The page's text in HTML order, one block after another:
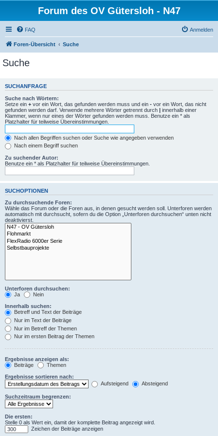
Forum des OV Gütersloh - N47
FAQ Anmelden
Foren-Übersicht Suche
Suche
SUCHANFRAGE
Suche nach Wörtern:
Setze ein + vor ein Wort, das gefunden werden muss und ein - vor ein Wort, das nicht
gefunden werden darf. Verwende mehrere Wörter getrennt durch | innerhalb einer
Klammer, wenn nur eines der Wörter gefunden werden muss. Benutze ein * als
Platzhalter für teilweise Übereinstimmungen.
Nach allen Begriffen suchen oder Suche wie angegeben verwenden
Nach einem Begriff suchen
Zu suchender Autor:
Benutze ein * als Platzhalter für teilweise Übereinstimmungen.
SUCHOPTIONEN
Zu durchsuchende Foren:
Wähle das Forum oder die Foren aus, in denen gesucht werden soll. Unterforen werden
automatisch mit durchsucht, sofern du die Option „Unterforen durchsuchen“ unten nicht
deaktivierst.
Unterforen durchsuchen:
Ja
Nein
Innerhalb suchen:
Betreff und Text der Beiträge
Nur im Text der Beiträge
Nur im Betreff der Themen
Nur im ersten Beitrag der Themen
Ergebnisse anzeigen als:
Beiträge
Themen
Ergebnisse sortieren nach:
Aufsteigend
Absteigend
Suchzeitraum begrenzen:
Die ersten:
Stelle 0 als Wert ein, damit der komplette Beitrag angezeigt wird.
Zeichen der Beiträge anzeigen